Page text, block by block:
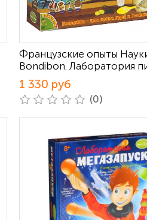
Французские опыты
Bondibon. Лаборатория
1 330 руб
(0)